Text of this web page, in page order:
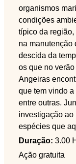
organismos
condições
típico da região,
na manutenção
descida da
os que no
Angeiras
que tem vindo a
entre outras.
investigação ao
espécies que
Duração: 3.00
Ação gratuita